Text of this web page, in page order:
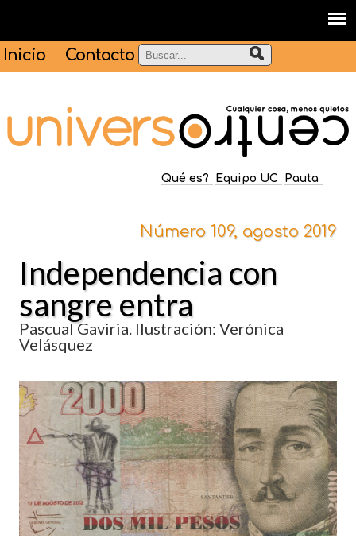
Inicio Contacto
Qué es? Equipo UC Pauta
Número 109, agosto 2019
Independencia con
sangre entra
Pascual Gaviria. Ilustración: Verónica
Velásquez